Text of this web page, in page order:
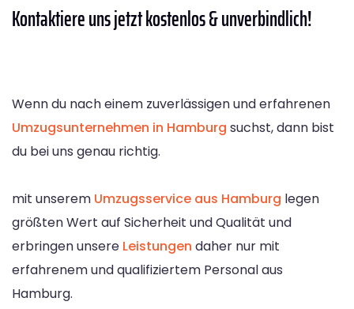
Kontaktiereuns jetzt kostenlos & unverbindlich!
Wenn du nach einem zuverlässigen und erfahrenen
Umzugsunternehmen in Hamburg suchst, dann bist
du bei uns genau richtig.
mit unserem Umzugsservice aus Hamburg legen
größten Wert auf Sicherheit und Qualität und
erbringen unsere Leistungen daher nur mit
erfahrenem und qualifiziertem Personal aus
Hamburg.